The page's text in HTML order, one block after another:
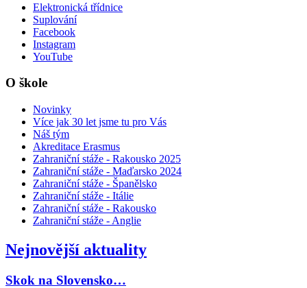
Elektronická třídnice
Suplování
Facebook
Instagram
YouTube
O škole
Novinky
Více jak 30 let jsme tu pro Vás
Náš tým
Akreditace Erasmus
Zahraniční stáže - Rakousko 2025
Zahraniční stáže - Maďarsko 2024
Zahraniční stáže - Španělsko
Zahraniční stáže - Itálie
Zahraniční stáže - Rakousko
Zahraniční stáže - Anglie
Nejnovější aktuality
Skok na Slovensko…